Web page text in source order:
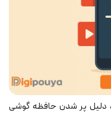
دلیل پر شدن حافظه گوشی